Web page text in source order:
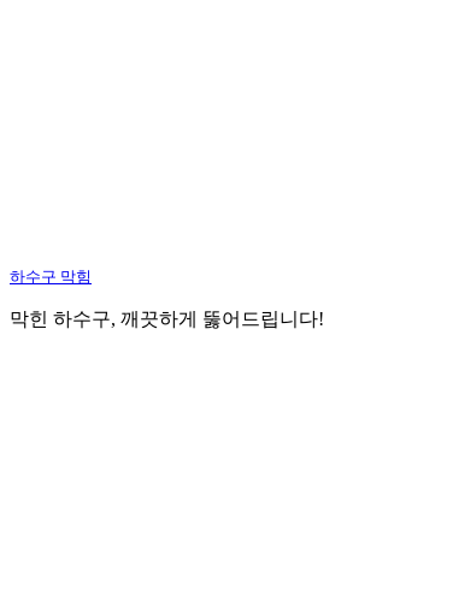
하수구 막힘
막힌 하수구, 깨끗하게 뚫어드립니다!